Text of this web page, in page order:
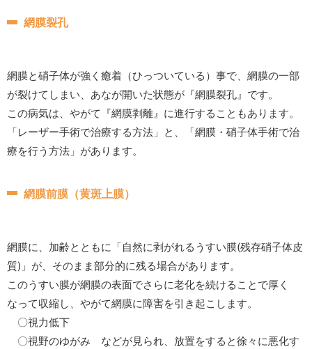
網膜裂孔
網膜と硝子体が強く癒着（ひっついている）事で、網膜の一部
が裂けてしまい、あなが開いた状態が『網膜裂孔』です。
この病気は、やがて『網膜剥離』に進行することもあります。
「レーザー手術で治療する方法」と、「網膜・硝子体手術で治
療を行う方法」があります。
網膜前膜（黄斑上膜）
網膜に、加齢とともに「自然に剥がれるうすい膜(残存硝子体皮
質)」が、そのまま部分的に残る場合があります。
このうすい膜が網膜の表面でさらに老化を続けることで厚く
なって収縮し、やがて網膜に障害を引き起こします。
〇視力低下
〇視野のゆがみ などが見られ、放置をすると徐々に悪化す